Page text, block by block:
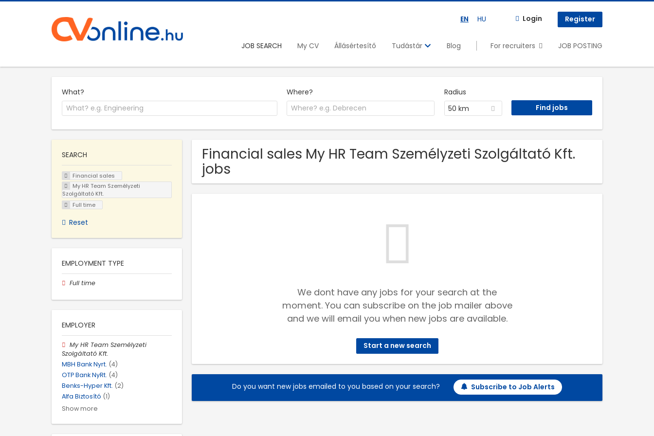
EN HU Login Register
JOB SEARCH My CV Állásértesítő Tudástár Blog For recruiters JOB POSTING
What? Where?
Radius
50 km
Financial sales My HR Team Személyzeti Szolgáltató Kft.
jobs
We dont have any jobs for your search at the
moment. You can subscribe on the job mailer above
and we will email you when new jobs are available.
Start a new search
Do you want new jobs emailed to you based on your search? Subscribe to Job Alerts
SEARCH
Financial sales
My HR Team Személyzeti
Szolgáltató Kft.
Full time
Reset
EMPLOYMENT TYPE
Full time
EMPLOYER
My HR Team Személyzeti
Szolgáltató Kft.
MBH Bank Nyrt. (4)
OTP Bank NyRt. (4)
Benks-Hyper Kft. (2)
Alfa Biztosító (1)
Show more